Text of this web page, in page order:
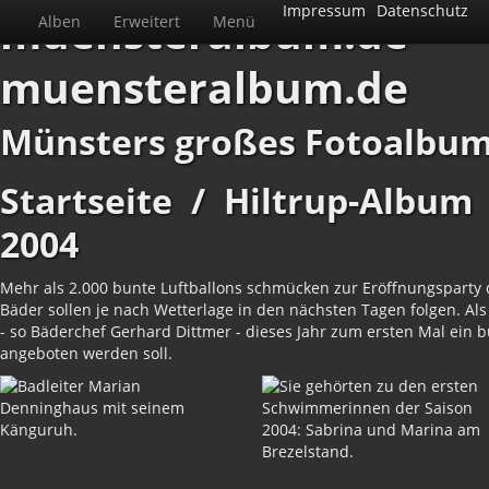
Alben Erweitert Menü
Impressum Datenschutz
muensteralbum.de
muensteralbum.de
Münsters großes
Startseite / Hiltrup-Album
2004
Mehr als 2.000 bunte Luftballons schmücken zur
Bäder sollen je nach Wetterlage in den nächsten Tagen folgen.
- so Bäderchef Gerhard Dittmer - dieses Jahr zum ersten Mal
angeboten werden soll.